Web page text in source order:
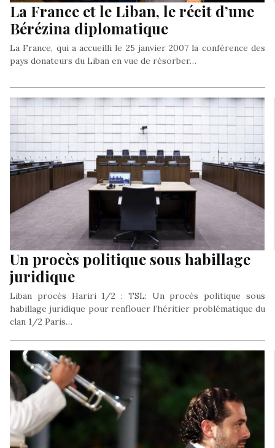
La France et le Liban, le récit d’une
Bérézina diplomatique
La France, qui a accueilli le 25 janvier 2007 la conférence des
pays donateurs du Liban en vue de résorber…
Un procès politique sous habillage
juridique
Liban procès Hariri 1/2 : TSL: Un procès politique sous
habillage juridique pour renflouer l’héritier problématique du
clan 1/2 Paris…